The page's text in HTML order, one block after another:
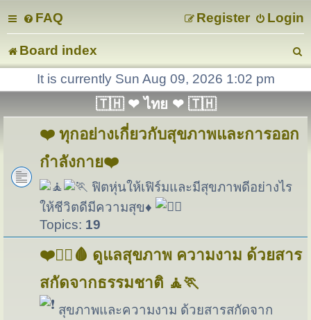
FAQ Login
Register
Board index
It is currently Sun Aug 09, 2026 1:02 pm
🇹🇭 ❤ ไทย ❤ 🇹🇭
❤️ ทุกอย่างเกี่ยวกับสุขภาพและการออก
กำลังกาย❤️
ฟิตหุ่นให้เฟิร์มและมีสุขภาพดีอย่างไร
ให้ชีวิตดีมีความสุข♦
Topics: 19
❤️🏋️‍♀️🩸 ดูแลสุขภาพ ความงาม ด้วยสาร
สกัดจากธรรมชาติ 🧘🏃
สุขภาพและความงาม ด้วยสารสกัดจาก